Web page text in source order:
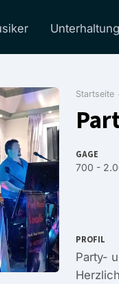
Unterhaltung
Startseite
GAGE
700 -
PROFIL
Party-